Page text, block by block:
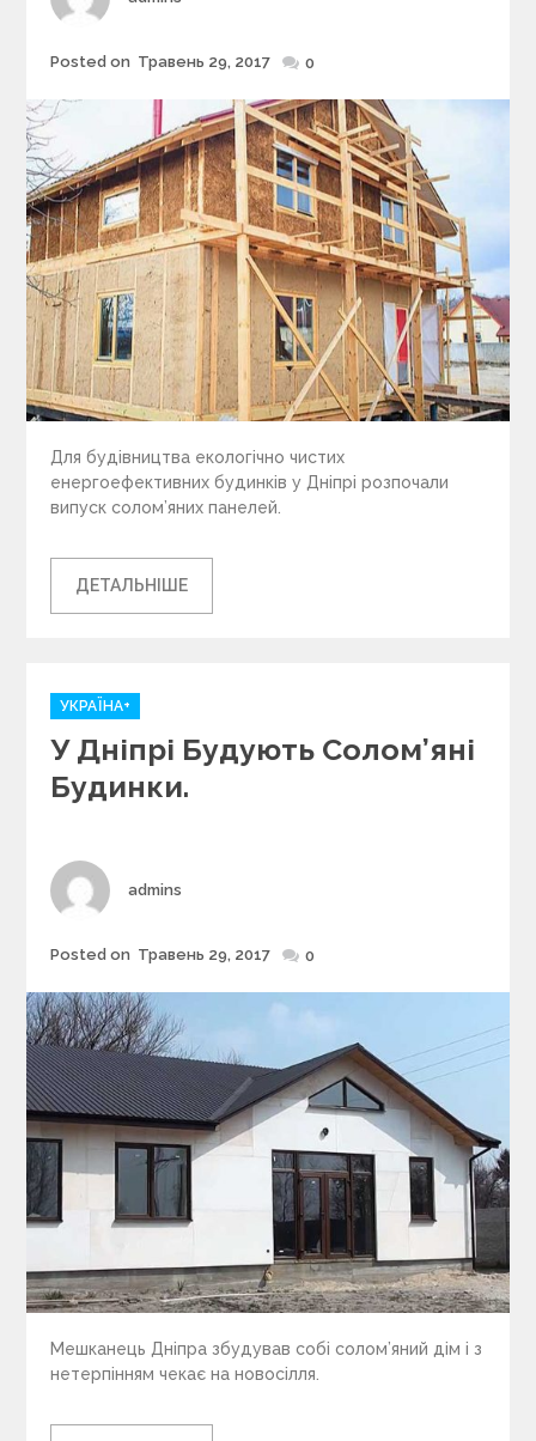
Posted
Posted on Травень 29, 2017 0
Для будівництва екологічно чистих
енергоефективних будинків у Дніпрі розпочали
випуск солом’яних панелей.
ДЕТАЛЬНІШЕ
C
a
t
e
g
i
e
УКРАЇНА+
У Дніпрі Будують Солом’яні
Будинки.
Author
admins
Posted
Posted on Травень 29, 2017 0
Мешканець Дніпра збудував собі солом’яний дім і з
нетерпінням чекає на новосілля.